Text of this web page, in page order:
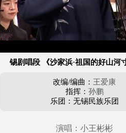
锡剧唱段 《沙家浜·祖国的好山河
改编/编曲： 王爱康
指挥： 孙鹏
乐团：无锡民族乐团
演唱：小王彬彬